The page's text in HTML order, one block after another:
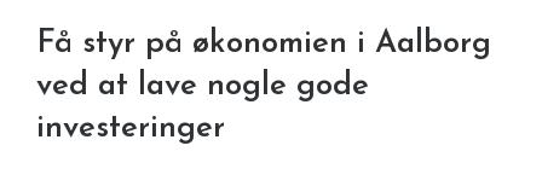
Få styr på økonomien i Aalborg
ved at lave nogle gode
investeringer